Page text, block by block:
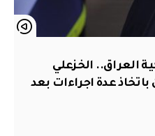
العراق.. الخزعلي
عدة اجراءات بعد